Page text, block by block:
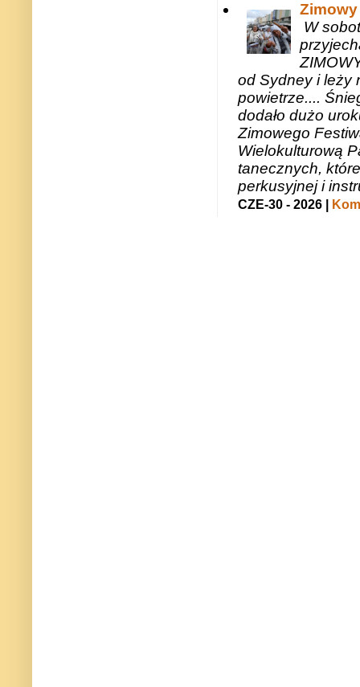
W
od Sydney i leży
powietrze....
dodało dużo
Zimowego
Wielokulturową
tanecznych,
perkusyjnej i
CZE-30 - 2026 |